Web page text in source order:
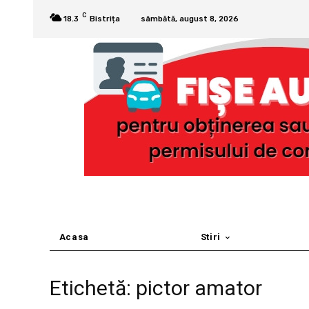
18.3 C Bistrița sâmbătă, august 8, 2026
Acasa Stiri
Etichetă: pictor amator